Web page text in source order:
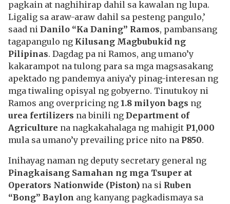
pagkain at naghihirap dahil sa kawalan ng lupa.
Ligalig sa araw-araw dahil sa pesteng pangulo,’
saad ni Danilo “Ka Daning” Ramos, pambansang
tagapangulo ng Kilusang Magbubukid ng
Pilipinas. Dagdag pa ni Ramos, ang umano’y
kakarampot na tulong para sa mga magsasakang
apektado ng pandemya aniya’y pinag-interesan ng
mga tiwaling opisyal ng gobyerno. Tinutukoy ni
Ramos ang overpricing ng 1.8 milyon bags ng
urea fertilizers na binili ng Department of
Agriculture na nagkakahalaga ng mahigit P1,000
mula sa umano’y prevailing price nito na P850.
Inihayag naman ng deputy secretary general ng
Pinagkaisang Samahan ng mga Tsuper at
Operators Nationwide (Piston) na si Ruben
“Bong” Baylon ang kanyang pagkadismaya sa